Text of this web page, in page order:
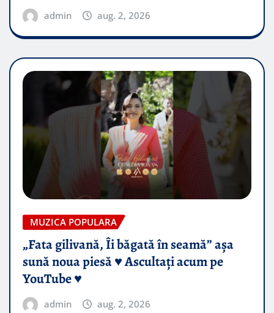
admin aug. 2, 2026
MUZICA POPULARA
„Fata gilivană, Îi băgată în seamă” așa
sună noua piesă ♥️ Ascultați acum pe
YouTube ♥️
admin aug. 2, 2026